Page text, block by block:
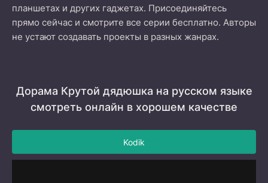
планшетах и других гаджетах. Присоединяйтесь
прямо сейчас и смотрите все серии бесплатно. Авторы
не устают создавать проекты в разных жанрах.
Дорама Крутой дядюшка на русском языке
смотреть онлайн в хорошем качестве
Kodik